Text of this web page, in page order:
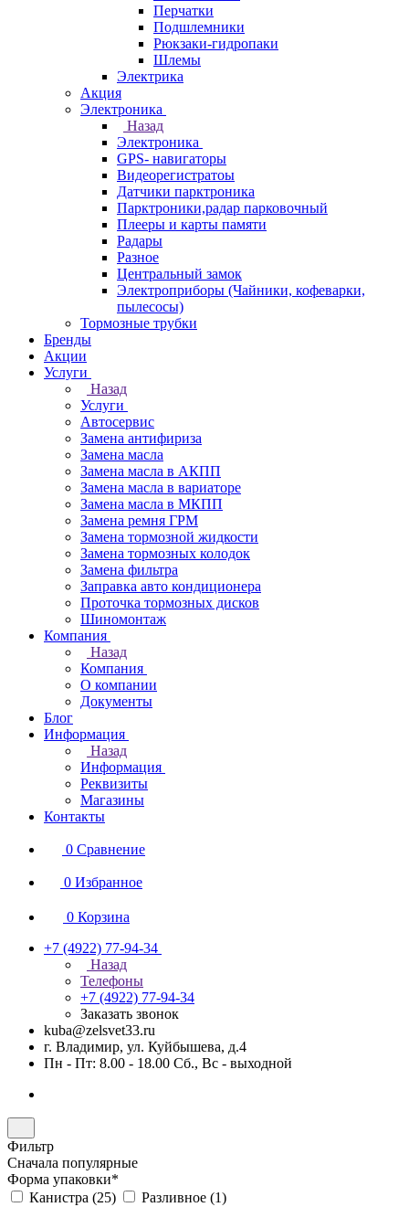
Перчатки
Подшлемники
Рюкзаки-гидропаки
Шлемы
Электрика
Акция
Электроника
Назад
Электроника
GPS- навигаторы
Видеорегистратоы
Датчики парктроника
Парктроники,радар парковочный
Плееры и карты памяти
Радары
Разное
Центральный замок
Электроприборы (Чайники, кофеварки,
пылесосы)
Тормозные трубки
Бренды
Акции
Услуги
Назад
Услуги
Автосервис
Замена антифириза
Замена масла
Замена масла в АКПП
Замена масла в вариаторе
Замена масла в МКПП
Замена ремня ГРМ
Замена тормозной жидкости
Замена тормозных колодок
Замена фильтра
Заправка авто кондиционера
Проточка тормозных дисков
Шиномонтаж
Компания
Назад
Компания
О компании
Документы
Блог
Информация
Назад
Информация
Реквизиты
Магазины
Контакты
0 Сравнение
0 Избранное
0 Корзина
+7 (4922) 77-94-34
Назад
Телефоны
+7 (4922) 77-94-34
Заказать звонок
kuba@zelsvet33.ru
г. Владимир, ул. Куйбышева, д.4
Пн - Пт: 8.00 - 18.00 Сб., Вс - выходной
Фильтр
Сначала популярные
Форма упаковки*
Канистра (25) Разливное (1)